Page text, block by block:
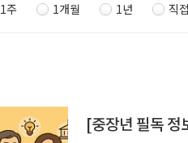
1주 1개월 1년 직
[중장년 필독